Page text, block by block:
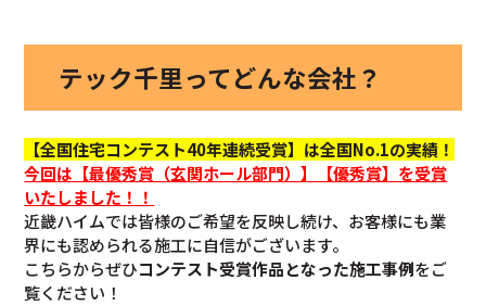
テック千里ってどんな会社？
【全国住宅コンテスト40年連続受賞】は全国No.1の実績！
今回は【最優秀賞（玄関ホール部門）】【優秀賞】を受賞
いたしました！！
近畿ハイムでは皆様のご希望を反映し続け、お客様にも業
界にも認められる施工に自信がございます。
こちらからぜひコンテスト受賞作品となった施工事例をご
覧ください！